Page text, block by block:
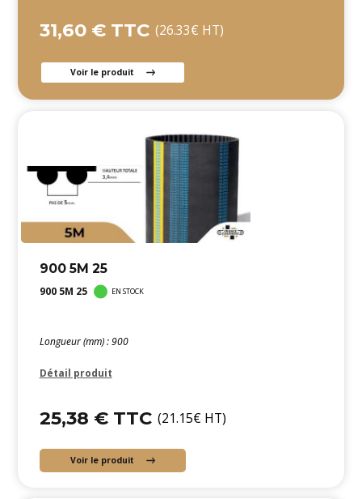
31,60 € TTC (26.33€ HT)
Voir le produit
900 5M 25
900 5M 25 EN STOCK
Longueur (mm) : 900
Détail produit
25,38 € TTC (21.15€ HT)
Voir le produit